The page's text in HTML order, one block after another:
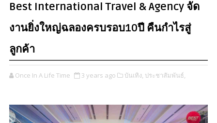
Best International Travel & Agency จัด
งานยิ่งใหญ่ฉลองครบรอบ10ปี คืนกำไรสู่
ลูกค้า
Once In A Life Time 3 years ago บันเทิง, ประชาสัมพันธ์,